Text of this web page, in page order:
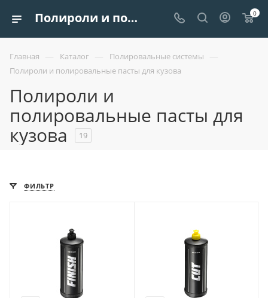
Полироли и полировальные пасты для кузова автомобиля от царапин купить в Минске и РБ 0
Главная — Каталог — Полировальные системы —
Полироли и полировальные пасты для кузова
Полироли и
полировальные пасты для
кузова
19
ФИЛЬТР